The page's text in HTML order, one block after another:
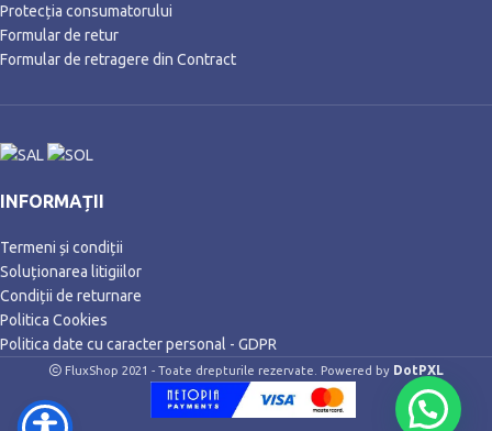
Protecția consumatorului
Formular de retur
Formular de retragere din Contract
INFORMAȚII
Termeni și condiții
Soluționarea litigiilor
Condiții de returnare
Politica Cookies
Politica date cu caracter personal - GDPR
FluxShop 2021 - Toate drepturile rezervate. Powered by DotPXL